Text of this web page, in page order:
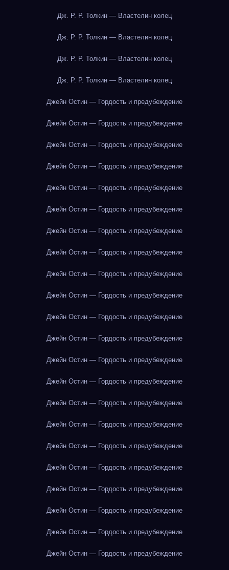
Дж. Р. Р. Толкин — Властелин колец
Дж. Р. Р. Толкин — Властелин колец
Дж. Р. Р. Толкин — Властелин колец
Дж. Р. Р. Толкин — Властелин колец
Джейн Остин — Гордость и предубеждение
Джейн Остин — Гордость и предубеждение
Джейн Остин — Гордость и предубеждение
Джейн Остин — Гордость и предубеждение
Джейн Остин — Гордость и предубеждение
Джейн Остин — Гордость и предубеждение
Джейн Остин — Гордость и предубеждение
Джейн Остин — Гордость и предубеждение
Джейн Остин — Гордость и предубеждение
Джейн Остин — Гордость и предубеждение
Джейн Остин — Гордость и предубеждение
Джейн Остин — Гордость и предубеждение
Джейн Остин — Гордость и предубеждение
Джейн Остин — Гордость и предубеждение
Джейн Остин — Гордость и предубеждение
Джейн Остин — Гордость и предубеждение
Джейн Остин — Гордость и предубеждение
Джейн Остин — Гордость и предубеждение
Джейн Остин — Гордость и предубеждение
Джейн Остин — Гордость и предубеждение
Джейн Остин — Гордость и предубеждение
Джейн Остин — Гордость и предубеждение